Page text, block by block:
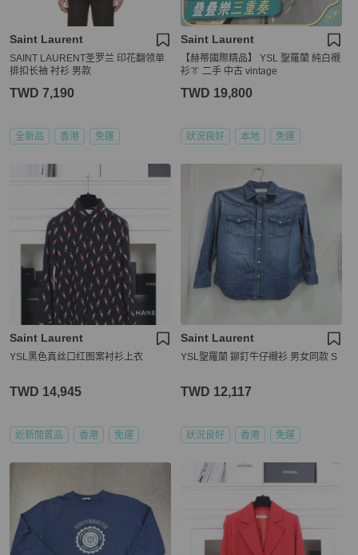
Saint Laurent
SAINT LAURENT圣罗兰 印花翻领单
排扣长袖 衬衫 男款
TWD 7,190
全新品 香港 免運
Saint Laurent
【赫蒂國際精品】 YSL 聖羅蘭 純白襯
衫👔 二手 中古 vintage
TWD 19,800
狀況良好 本地 免運
Saint Laurent
YSL黑色真丝口红图案衬衫上衣
TWD 14,945
近新閒置品 香港 免運
Saint Laurent
YSL聖羅蘭 鉚釘牛仔襯衫 男女同款 S
TWD 12,117
狀況良好 香港 免運